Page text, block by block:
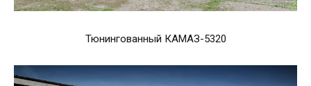
Тюнингованный КАМАЗ-5320